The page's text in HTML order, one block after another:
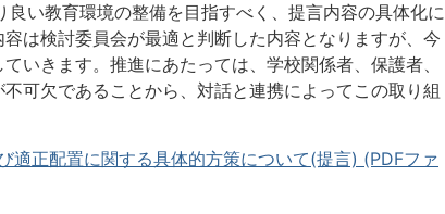
い教育環境の整備を目指すべく、提言内容の具体化に
は検討委員会が最適と判断した内容となりますが、今
いきます。推進にあたっては、学校関係者、保護者、
可欠であることから、対話と連携によってこの取り組
適正配置に関する具体的方策について(提言) (PDFファ